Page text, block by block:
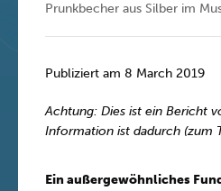
Prunkbecher aus Silber im
Publiziert am 8 March 2019
Achtung: Dies ist ein Bericht
Information ist dadurch (zum
Ein außergewöhnliches